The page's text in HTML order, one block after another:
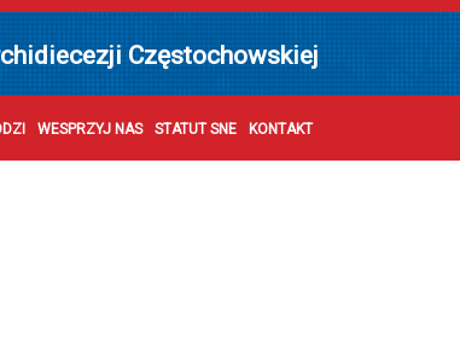
Częstochowskiej
WESPRZYJ NAS STATUT SNE KONTAKT